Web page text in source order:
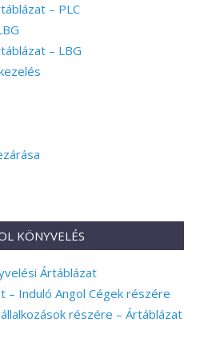
– PLC
– LBG
KÖNYVELÉS
Ártáblázat
– Induló Angol Cégek részére
részére – Ártáblázat